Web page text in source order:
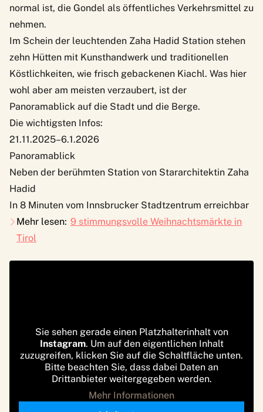
normal ist, die Gondel als öffentliches Verkehrsmittel zu
nehmen.
Im Schein der leuchtenden Zaha Hadid Station stehen
zehn Hütten mit Kunsthandwerk und traditionellen
Köstlichkeiten, wie frisch gebackenen Kiachl. Was hier
wohl aber am meisten verzaubert, ist der
Panoramablick auf die Stadt und die Berge.
Die wichtigsten Infos:
21.11.2025–6.1.2026
Panoramablick
Neben der berühmten Station von Stararchitektin Zaha
Hadid
In 8 Minuten vom Innsbrucker Stadtzentrum erreichbar
Mehr lesen: 9 stimmungsvolle Weihnachtsmärkte in
Tirol
Sie sehen gerade einen Platzhalterinhalt von
Instagram. Um auf den eigentlichen Inhalt
zuzugreifen, klicken Sie auf die Schaltfläche unten.
Bitte beachten Sie, dass dabei Daten an
Drittanbieter weitergegeben werden.
Mehr Informationen